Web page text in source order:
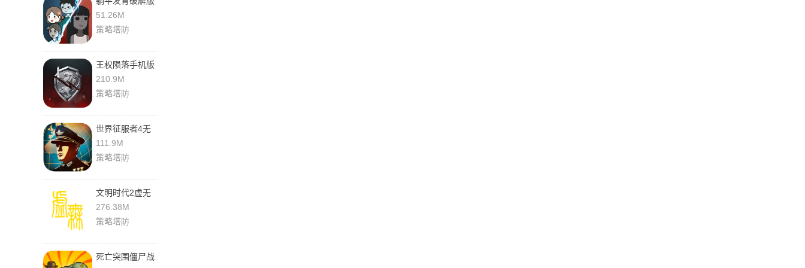
无限金币
51.26M
策略塔防
王权陨落手机版
免费下载
210.9M
策略塔防
世界征服者4无
限金币无限勋章
版
111.9M
策略塔防
文明时代2虚无
官方最新版下载
276.38M
策略塔防
死亡突围僵尸战